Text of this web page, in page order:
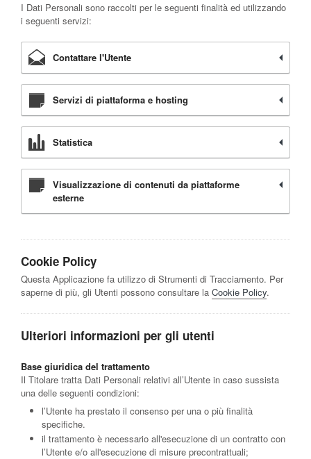
I Dati Personali sono raccolti per le seguenti finalità ed utilizzando
i seguenti servizi:
Contattare l'Utente
Servizi di piattaforma e hosting
Statistica
Visualizzazione di contenuti da piattaforme
esterne
Cookie Policy
Questa Applicazione fa utilizzo di Strumenti di Tracciamento. Per
saperne di più, gli Utenti possono consultare la Cookie Policy.
Ulteriori informazioni per gli utenti
Base giuridica del trattamento
Il Titolare tratta Dati Personali relativi all’Utente in caso sussista
una delle seguenti condizioni:
l’Utente ha prestato il consenso per una o più finalità
specifiche.
il trattamento è necessario all'esecuzione di un contratto con
l’Utente e/o all'esecuzione di misure precontrattuali;